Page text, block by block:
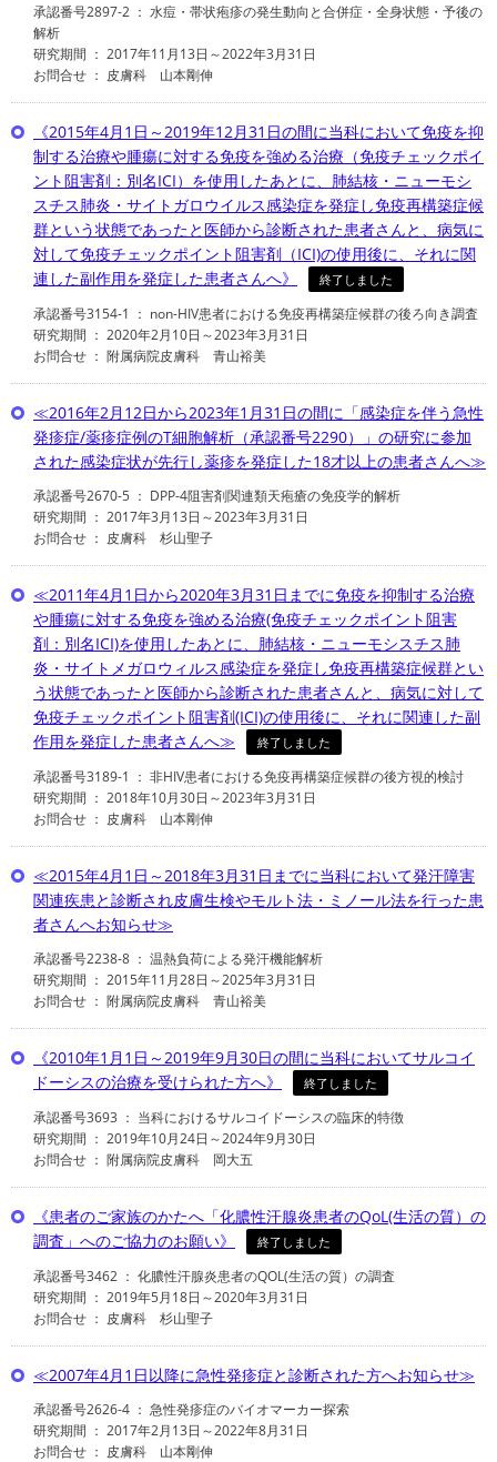
承認番号2897-2 ： 水痘・帯状疱疹の発生動向と合併症・全身状態・予後の
解析
研究期間 ： 2017年11月13日～2022年3月31日
お問合せ ： 皮膚科 山本剛伸
《2015年4月1日～2019年12月31日の間に当科において免疫を抑
制する治療や腫瘍に対する免疫を強める治療（免疫チェックポイ
ント阻害剤：別名ICI）を使用したあとに、肺結核・ニューモシ
スチス肺炎・サイトガロウイルス感染症を発症し免疫再構築症候
群という状態であったと医師から診断された患者さんと、病気に
対して免疫チェックポイント阻害剤（ICI)の使用後に、それに関
連した副作用を発症した患者さんへ》
終了しました
承認番号3154-1 ： non-HIV患者における免疫再構築症候群の後ろ向き調査
研究期間 ： 2020年2月10日～2023年3月31日
お問合せ ： 附属病院皮膚科 青山裕美
≪2016年2月12日から2023年1月31日の間に「感染症を伴う急性
発疹症/薬疹症例のT細胞解析（承認番号2290）」の研究に参加
された感染症状が先行し薬疹を発症した18才以上の患者さんへ≫
承認番号2670-5 ： DPP-4阻害剤関連類天疱瘡の免疫学的解析
研究期間 ： 2017年3月13日～2023年3月31日
お問合せ ： 皮膚科 杉山聖子
≪2011年4月1日から2020年3月31日までに免疫を抑制する治療
や腫瘍に対する免疫を強める治療(免疫チェックポイント阻害
剤：別名ICI)を使用したあとに、肺結核・ニューモシスチス肺
炎・サイトメガロウィルス感染症を発症し免疫再構築症候群とい
う状態であったと医師から診断された患者さんと、病気に対して
免疫チェックポイント阻害剤(ICI)の使用後に、それに関連した副
作用を発症した患者さんへ≫
終了しました
承認番号3189-1 ： 非HIV患者における免疫再構築症候群の後方視的検討
研究期間 ： 2018年10月30日～2023年3月31日
お問合せ ： 皮膚科 山本剛伸
≪2015年4月1日～2018年3月31日までに当科において発汗障害
関連疾患と診断され皮膚生検やモルト法・ミノール法を行った患
者さんへお知らせ≫
承認番号2238-8 ： 温熱負荷による発汗機能解析
研究期間 ： 2015年11月28日～2025年3月31日
お問合せ ： 附属病院皮膚科 青山裕美
《2010年1月1日～2019年9月30日の間に当科においてサルコイ
ドーシスの治療を受けられた方へ》
終了しました
承認番号3693 ： 当科におけるサルコイドーシスの臨床的特徴
研究期間 ： 2019年10月24日～2024年9月30日
お問合せ ： 附属病院皮膚科 岡大五
《患者のご家族のかたへ「化膿性汗腺炎患者のQoL(生活の質）の
調査」へのご協力のお願い》
終了しました
承認番号3462 ： 化膿性汗腺炎患者のQOL(生活の質）の調査
研究期間 ： 2019年5月18日～2020年3月31日
お問合せ ： 皮膚科 杉山聖子
≪2007年4月1日以降に急性発疹症と診断された方へお知らせ≫
承認番号2626-4 ： 急性発疹症のバイオマーカー探索
研究期間 ： 2017年2月13日～2022年8月31日
お問合せ ： 皮膚科 山本剛伸